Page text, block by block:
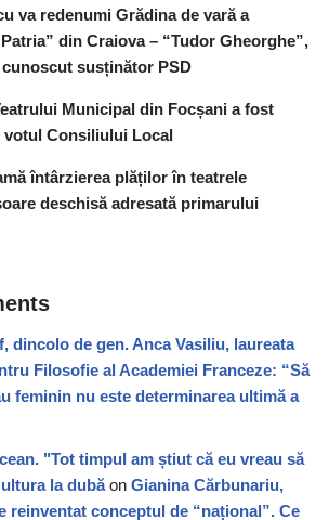
va redenumi Grădina de vară a
din Craiova – “Tudor Gheorghe”,
susținător PSD
Municipal din Focșani a fost
Consiliului Local
întârzierea plăților în teatrele
deschisă adresată primarului
dincolo de gen. Anca Vasiliu, laureata
Filosofie al Academiei Franceze: “Să
feminin nu este determinarea ultimă a
"Tot timpul am știut că eu vreau să
la dubăon Gianina Cărbunariu,
reinventat conceptul de “național”. Ce